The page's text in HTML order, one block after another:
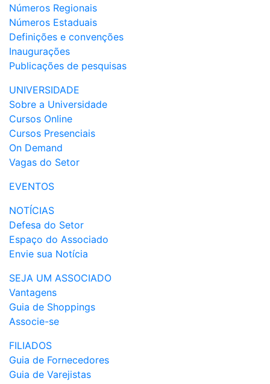
Números Regionais
Números Estaduais
Definições e convenções
Inaugurações
Publicações de pesquisas
UNIVERSIDADE
Sobre a Universidade
Cursos Online
Cursos Presenciais
On Demand
Vagas do Setor
EVENTOS
NOTÍCIAS
Defesa do Setor
Espaço do Associado
Envie sua Notícia
SEJA UM ASSOCIADO
Vantagens
Guia de Shoppings
Associe-se
FILIADOS
Guia de Fornecedores
Guia de Varejistas